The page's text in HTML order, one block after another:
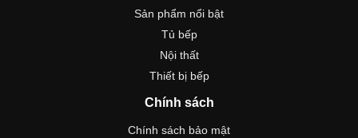
Sản phẩm nổi bật
Tủ bếp
Nội thất
Thiết bị bếp
Chính sách
Chính sách bảo mật